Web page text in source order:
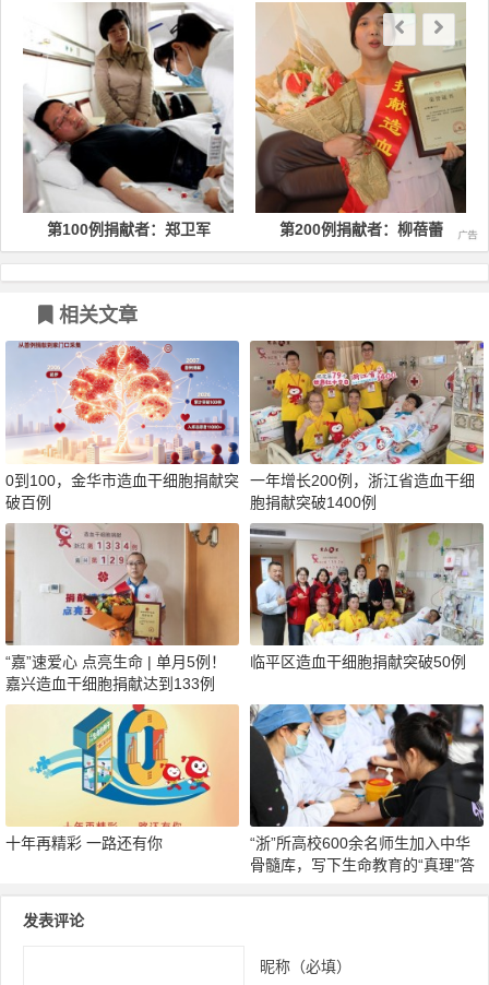
第100例捐献者：郑卫军 第200例捐献者：柳蓓蕾
相关文章
0到100，金华市造血干细胞捐献突
破百例
一年增长200例，浙江省造血干细
胞捐献突破1400例
“嘉”速爱心 点亮生命 | 单月5例！
嘉兴造血干细胞捐献达到133例
临平区造血干细胞捐献突破50例
十年再精彩 一路还有你
“浙”所高校600余名师生加入中华
骨髓库，写下生命教育的“真理”答
发表评论
昵称（必填）